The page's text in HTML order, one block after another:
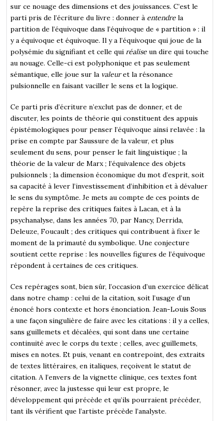
sur ce nouage des dimensions et des jouissances. C’est le
parti pris de l’écriture du livre : donner à entendre la
partition de l’équivoque dans l’équivoque de « partition » : il
y a équivoque et équivoque. Il y a l’équivoque qui joue de la
polysémie du signifiant et celle qui réalise un dire qui touche
au nouage. Celle-ci est polyphonique et pas seulement
sémantique, elle joue sur la valeuret la résonance
pulsionnelle en faisant vaciller le sens et la logique.
Ce parti pris d’écriture n’exclut pas de donner, et de
discuter, les points de théorie qui constituent des appuis
épistémologiques pour penser l’équivoque ainsi relavée : la
prise en compte par Saussure de la valeur, et plus
seulement du sens, pour penser le fait linguistique ; la
théorie de la valeur de Marx ; l’équivalence des objets
pulsionnels ; la dimension économique du mot d’esprit, soit
sa capacité à lever l’investissement d’inhibition et à dévaluer
le sens du symptôme. Je mets au compte de ces points de
repère la reprise des critiques faites à Lacan, et à la
psychanalyse, dans les années 70, par Nancy, Derrida,
Deleuze, Foucault ; des critiques qui contribuent à fixer le
moment de la primauté du symbolique. Une conjecture
soutient cette reprise : les nouvelles figures de l’équivoque
répondent à certaines de ces critiques.
Ces repérages sont, bien sûr, l’occasion d’un exercice délicat
dans notre champ : celui de la citation, soit l’usage d’un
énoncé hors contexte et hors énonciation. Jean-Louis Sous
a une façon singulière de faire avec les citations : il y a celles,
sans guillemets et décalées, qui sont dans une certaine
continuité avec le corps du texte ; celles, avec guillemets,
mises en notes. Et puis, venant en contrepoint, des extraits
de textes littéraires, en italiques, reçoivent le statut de
citation. A l’envers de la vignette clinique, ces textes font
résonner, avec la justesse qui leur est propre, le
développement qui précède et qu’ils pourraient précéder,
tant ils vérifient que l’artiste précède l’analyste.